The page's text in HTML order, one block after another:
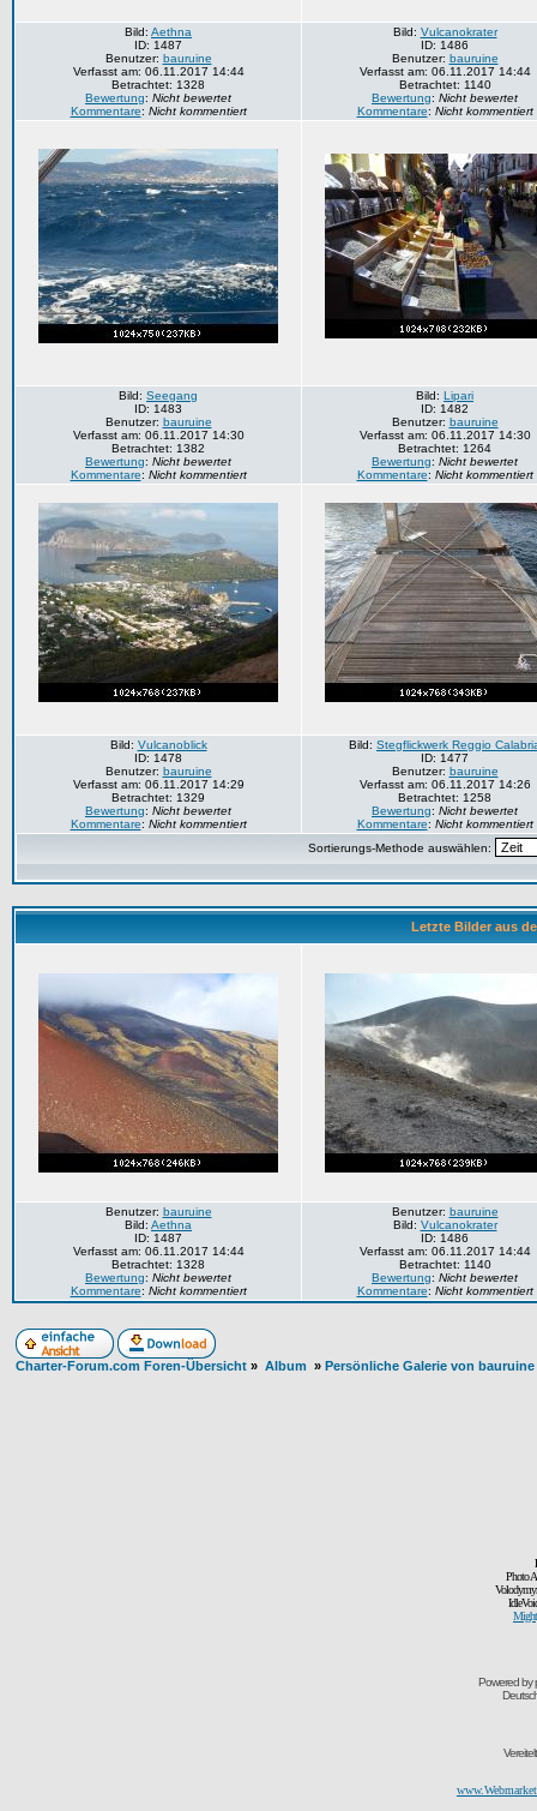
Bild: Aethna
ID: 1487
Benutzer: bauruine
Verfasst am: 06.11.2017 14:44
Betrachtet: 1328
Bewertung: Nicht bewertet
Kommentare: Nicht kommentiert
Bild: Vulcanokrater
ID: 1486
Benutzer: bauruine
Verfasst am: 06.11.2017 14:44
Betrachtet: 1140
Bewertung: Nicht bewertet
Kommentare: Nicht kommentiert
Bild: Seegang
ID: 1483
Benutzer: bauruine
Verfasst am: 06.11.2017 14:30
Betrachtet: 1382
Bewertung: Nicht bewertet
Kommentare: Nicht kommentiert
Bild: Lipari
ID: 1482
Benutzer: bauruine
Verfasst am: 06.11.2017 14:30
Betrachtet: 1264
Bewertung: Nicht bewertet
Kommentare: Nicht kommentiert
Bild: Vulcanoblick
ID: 1478
Benutzer: bauruine
Verfasst am: 06.11.2017 14:29
Betrachtet: 1329
Bewertung: Nicht bewertet
Kommentare: Nicht kommentiert
Bild: Stegflickwerk Reggio
ID: 1477
Benutzer: bauruine
Verfasst am: 06.11.2017 14:26
Betrachtet: 1258
Bewertung: Nicht bewertet
Kommentare: Nicht kommentiert
Sortierungs-Methode auswählen:
Letzte Bilder aus
Benutzer: bauruine
Bild: Aethna
ID: 1487
Verfasst am: 06.11.2017 14:44
Betrachtet: 1328
Bewertung: Nicht bewertet
Kommentare: Nicht kommentiert
Benutzer: bauruine
Bild: Vulcanokrater
ID: 1486
Verfasst am: 06.11.2017 14:44
Betrachtet: 1140
Bewertung: Nicht bewertet
Kommentare: Nicht kommentiert
Charter-Forum.com Foren-Übersicht » Album » Persönliche Galerie von bauruine
Photo
Powered by